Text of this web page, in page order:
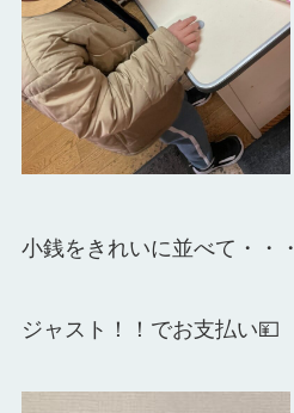
小銭をきれいに並べて・・・
ジャスト！！でお支払い💴